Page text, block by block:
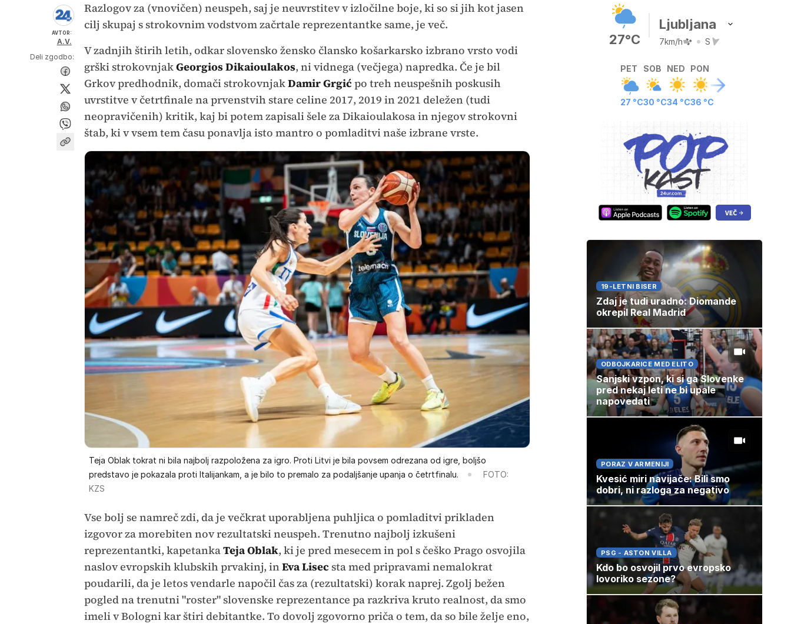
AVTOR:
A.V.
Deli zgodbo:
Razlogov za (vnovičen) neuspeh, saj je neuvrstitev v izločilne boje, ki so si jih kot jasen
cilj skupaj s strokovnim vodstvom začrtale reprezentantke same, je več.
V zadnjih štirih letih, odkar slovensko žensko člansko košarkarsko izbrano vrsto vodi
grški strokovnjakGeorgios Dikaioulakos, ni vidnega (večjega) napredka. Če je bil
Grkov predhodnik, domači strokovnjakDamir Grgić po treh neuspešnih poskusih
uvrstitve v četrtfinale na prvenstvih stare celine 2017, 2019 in 2021 deležen (tudi
neopravičenih) kritik, kaj bi potem zapisali šele za Dikaioulakosa in njegov strokovni
štab, ki v vsem tem času ponavlja isto mantro o pomladitvi naše izbrane vrste.
Teja Oblak tokrat ni bila najbolj razpoložena za igro. Proti Litvi je bila povsem odrezana od igre, boljšo
predstavo je pokazala proti Italijankam, a je bilo to premalo za podaljšanje upanja o četrtfinalu.
FOTO:
KZS
Vse bolj se namreč zdi, da je večkrat uporabljena puhljica o pomladitvi prikladen
izgovor za morebiten nov rezultatski neuspeh. Trenutno najbolj izkušeni
reprezentantki, kapetankaTeja Oblak, ki je pred mesecem in pol s češko Prago osvojila
naslov evropskih klubskih prvakinj, inEva Lisec sta med pripravami nemalokrat
poudarili, da je letos vendarle napočil čas za (rezultatski) korak naprej. Zgolj bežen
pogled na trenutni "roster" slovenske reprezentance pa razkriva kruto realnost, da smo
imeli v Bologni kar štiri debitantke. To dovolj zgovorno priča o tem, da so bile želje eno,
27°C
Ljubljana
7km/h S
PET
27 °C
SOB
30 °C
NED
34 °C
PON
36 °C
19-LETNI BISER
Zdaj je tudi uradno: Diomande
okrepil Real Madrid
ODBOJKARICE MED ELITO
Sanjski vzpon, ki si ga Slovenke
pred nekaj leti ne bi upale
napovedati
PORAZ V ARMENIJI
Kvesić miri navijače: Bili smo
dobri, ni razloga za negativo
PSG - ASTON VILLA
Kdo bo osvojil prvo evropsko
lovoriko sezone?